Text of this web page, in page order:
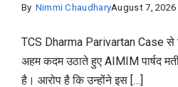
By Nimmi ChaudharyAugust 7, 2026
TCS Dharma Parivartan Case
अहम कदम उठाते हुए AIMIM पार्षद
है। आरोप है कि उन्होंने इस […]